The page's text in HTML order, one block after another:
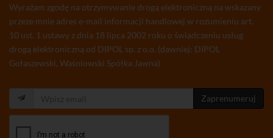
Wyrażam zgodę na otrzymywanie drogą elektroniczną na wskazany
przeze mnie adres e-mail informacji handlowej w rozumieniu art.
10 ust. 1 ustawy z dnia 18 lipca 2002 roku o świadczeniu usług
drogą elektroniczną od DIPOL sp. z o.o. (dawniej: DIPOL
Gołaszewski, Waśniowski Spółka Jawna)
Zaprenumeruj